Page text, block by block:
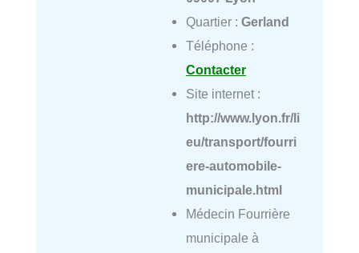
Quartier : Gerland
Téléphone :
Contacter
Site internet :
http://www.lyon.fr/li
eu/transport/fourri
ere-automobile-
municipale.html
Médecin Fourrière
municipale à